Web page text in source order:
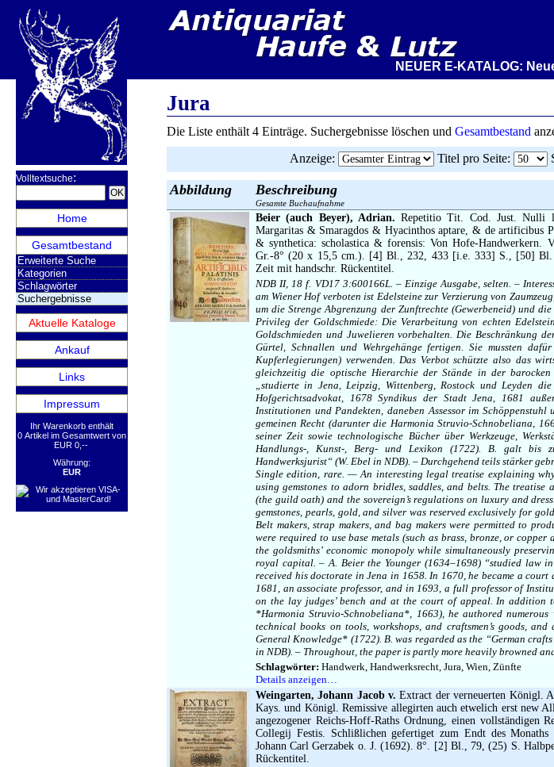
NEUER E-KATALOG:
Volltextsuche:
Home
Gesamtbestand
Erweiterte Suche
Kategorien
Schlagwörter
Suchergebnisse
Aktuelle Kataloge
Ankauf
Links
Impressum
Ihr Warenkorb enthält
0 Artikel im Gesamtwert von
EUR 0,--
Währung:
EUR
Jura
Die Liste enthält 4 Einträge. Suchergebnisse löschen und Gesamtbestand
Anzeige: Titel pro Seite:
Abbildung Beschreibung
Gesamte Buchaufnahme
Beier (auch Beyer), Adrian. Repetitio Tit. Cod. Just. Nulli
Margaritas & Smaragdos & Hyacinthos aptare, & de
& synthetica: scholastica & forensis: Von Hofe-Handwerkern.
Gr.-8° (20 x 15,5 cm.). [4] Bl., 232, 433 [i.e. 333] S., [50] Bl.
Zeit mit handschr. Rückentitel.
NDB II, 18 f. VD17 3:600166L. – Einzige Ausgabe, selten. –
am Wiener Hof verboten ist Edelsteine zur Verzierung von
um die Strenge Abgrenzung der Zunftrechte (Gewerbeneid) und
Privileg der Goldschmiede: Die Verarbeitung von echten
Goldschmieden und Juwelieren vorbehalten. Die Beschränkung
Gürtel, Schnallen und Wehrgehänge fertigen. Sie mussten
Kupferlegierungen) verwenden. Das Verbot schützte also das
gleichzeitig die optische Hierarchie der Stände in der
„studierte in Jena, Leipzig, Wittenberg, Rostock und Leyden
Hofgerichtsadvokat, 1678 Syndikus der Stadt Jena, 1681
Institutionen und Pandekten, daneben Assessor im
gemeinen Recht (darunter die Harmonia Struvio-Schnobeliana,
seiner Zeit sowie technologische Bücher über Werkzeuge,
Handlungs-, Kunst-, Berg- und Lexikon (1722). B. galt bis
Handwerksjurist“ (W. Ebel in NDB). – Durchgehend teils stärker
Single edition, rare. — An interesting legal treatise explaining
using gemstones to adorn bridles, saddles, and belts. The
(the guild oath) and the sovereign’s regulations on luxury and
gemstones, pearls, gold, and silver was reserved exclusively for
Belt makers, strap makers, and bag makers were permitted to
were required to use base metals (such as brass, bronze, or
the goldsmiths’ economic monopoly while simultaneously
royal capital. – A. Beier the Younger (1634–1698) “studied law
received his doctorate in Jena in 1658. In 1670, he became a
1681, an associate professor, and in 1693, a full professor of
on the lay judges’ bench and at the court of appeal. In addition
*Harmonia Struvio-Schnobeliana*, 1663), he authored
technical books on tools, workshops, and craftsmen’s goods,
General Knowledge* (1722). B. was regarded as the “German
in NDB). – Throughout, the paper is partly more heavily browned
Schlagwörter: Handwerk, Handwerksrecht, Jura, Wien, Zünfte
Details anzeigen…
Weingarten, Johann Jacob v. Extract der verneuerten Königl.
Kays. und Königl. Remissive allegirten auch etwelich erst new
angezogener Reichs-Hoff-Raths Ordnung, einen vollständigen
Collegij Festis. Schlißlichen gefertiget zum Endt des Monaths
Johann Carl Gerzabek o. J. (1692). 8°. [2] Bl., 79, (25) S.
Rückentitel.